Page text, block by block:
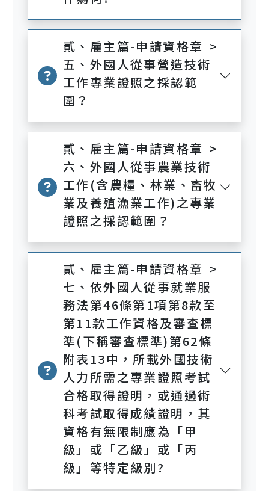
貳、雇主篇-申請資格章 >
五、外國人從事營造技術
工作專業證照之採認範
圍？
貳、雇主篇-申請資格章 >
六、外國人從事農業技術
工作(含農糧、林業、畜牧
業及養殖漁業工作)之專業
證照之採認範圍？
貳、雇主篇-申請資格章 >
七、依外國人從事就業服
務法第46條第1項第8款至
第11款工作資格及審查標
準(下稱審查標準)第62條
附表13中，所載外國技術
人力所需之專業證照考試
合格取得證明，或通過術
科考試取得成績證明，其
資格有無限制應為「甲
級」或「乙級」或「丙
級」等特定級別?